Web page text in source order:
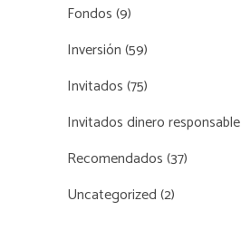
Fondos(9)
Inversión(59)
Invitados(75)
Invitados dinero responsable
Recomendados(37)
Uncategorized(2)